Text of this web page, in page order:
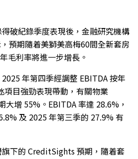
破紀錄季度表現後，金融研究機構
預期隨着美獅美高梅60間全新套房
毛利率將進一步增長。
年第四季經調整 EBITDA 按年
項目強勁表現帶動，有關物業
大增 55%。EBITDA 率達 28.6%，
及 2025 年第三季的 27.9% 有
下的 CreditSights 預期，隨着套